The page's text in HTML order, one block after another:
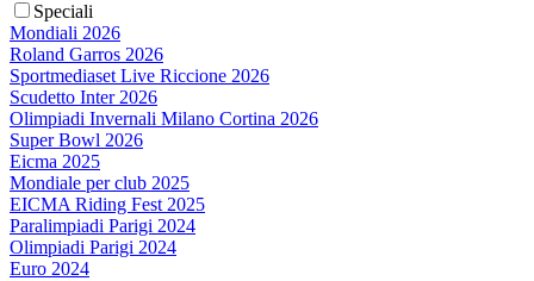
Speciali
Mondiali 2026
Roland Garros 2026
Sportmediaset Live Riccione 2026
Scudetto Inter 2026
Olimpiadi Invernali Milano Cortina 2026
Super Bowl 2026
Eicma 2025
Mondiale per club 2025
EICMA Riding Fest 2025
Paralimpiadi Parigi 2024
Olimpiadi Parigi 2024
Euro 2024